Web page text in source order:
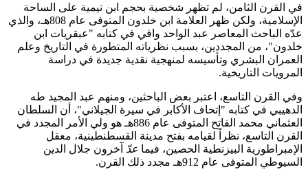
في القرن الثامن، لم تظهر شخصية بحجم ابن تيمية على الساحة
الإسلامية، ولكن ظهر العلامة ابن خلدون المتوفى عام 808هـ، والذي
عدّه الباحث المعاصر عبد الواحد وافي في كتابه "عبقريات ابن
خلدون"، من المجددين، بسبب نظرياته المتطورة في التاريخ وعلم
العمران البشري وتأسيسه لمنهجية نقدية جديدة في دراسة
المرويات التاريخية.
وفي القرن التاسع، اعتبر بعض الباحثين، ومنهم عبد المجيد طه
الدهيبي في كتابه "إتحاف الأكابر في سيرة الجيلاني"، أن السلطان
العثماني محمد الفاتح المتوفى عام 886هـ هو ولي الأمر المجدد في
القرن التاسع، نظراً لقيامه بفتح مدينة القسطنطينية، معقل
الإمبراطورية البيزنطية الحصين، فيما عدّ آخرون جلال الدين
السيوطي المتوفى عام 912هـ مجدد ذلك القرن
.